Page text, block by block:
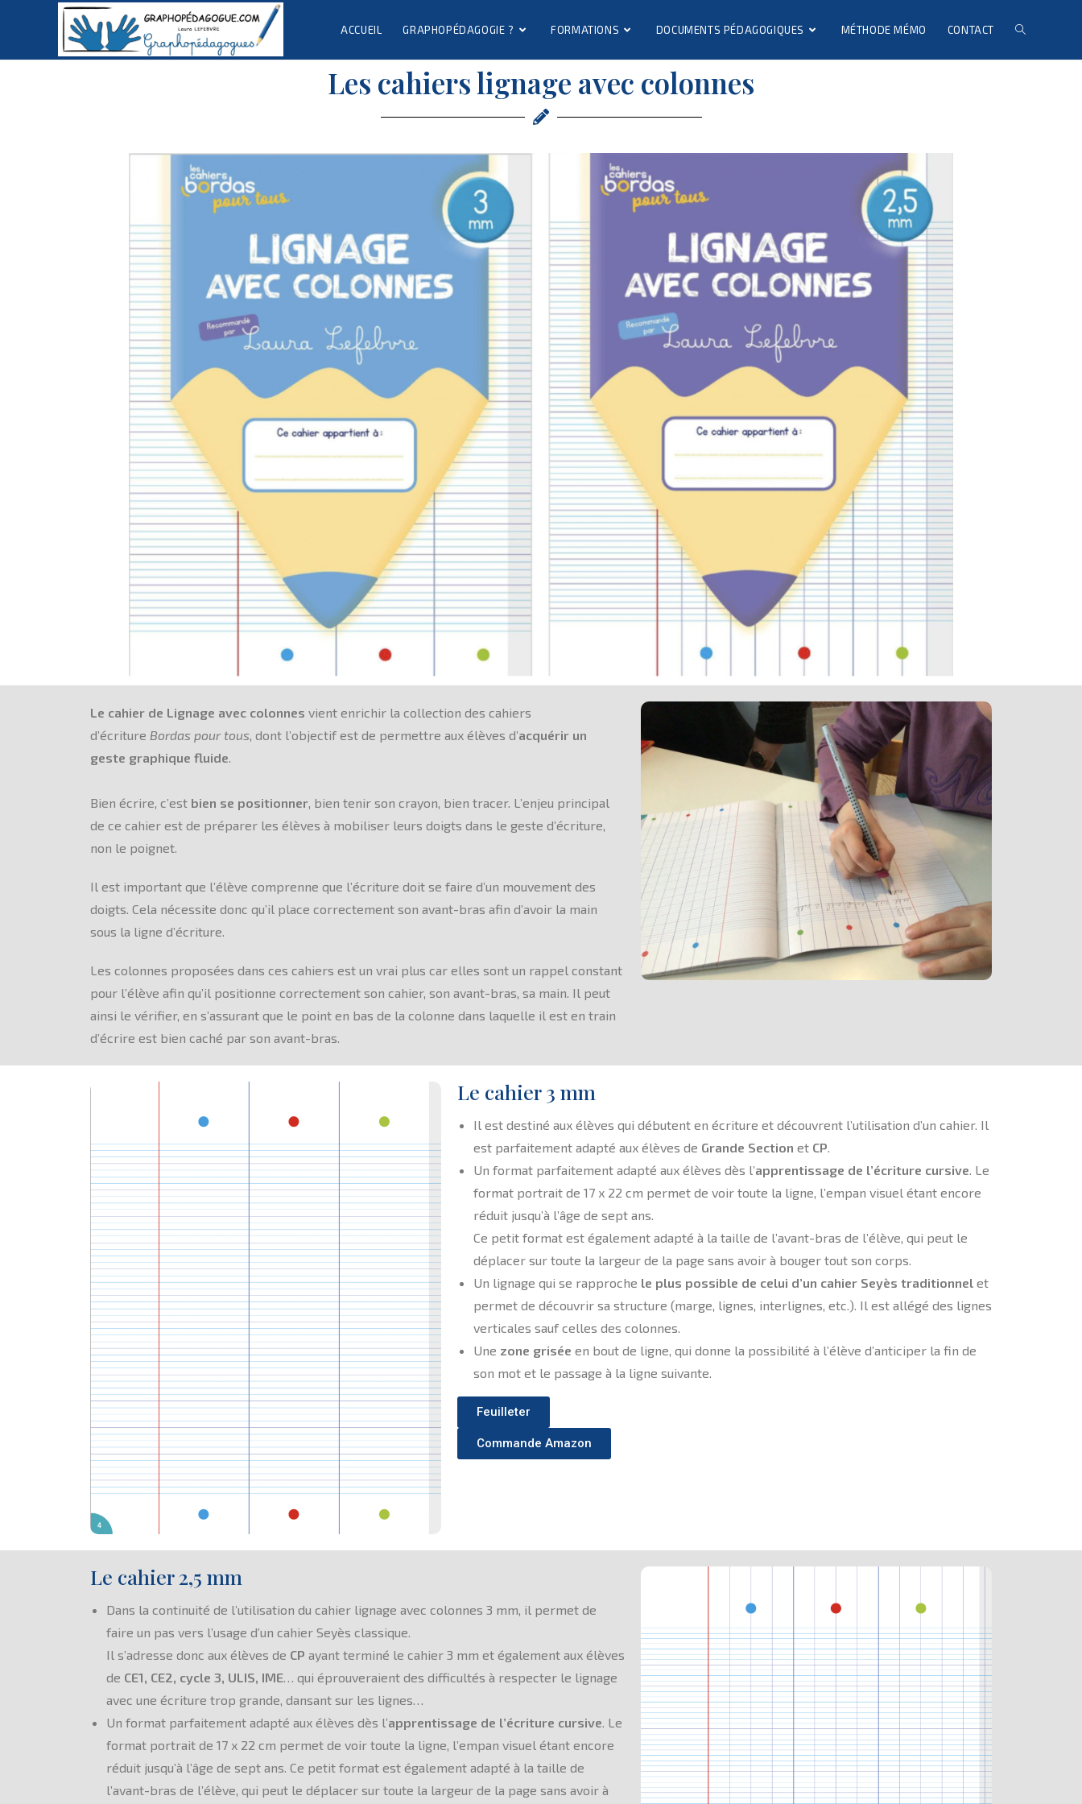
ACCUEIL GRAPHOPÉDAGOGIE ? FORMATIONS DOCUMENTS PÉDAGOGIQUES MÉTHODE MÉMO CONTACT
Les cahiers lignage avec colonnes
Le cahier de Lignage avec colonnes vient enrichir la collection des cahiers
d’écriture Bordas pour tous, dont l’objectif est de permettre aux élèves d’acquérir un
geste graphique fluide.
Bien écrire, c’est bien se positionner, bien tenir son crayon, bien tracer. L’enjeu principal
de ce cahier est de préparer les élèves à mobiliser leurs doigts dans le geste d’écriture,
non le poignet.
Il est important que l’élève comprenne que l’écriture doit se faire d’un mouvement des
doigts. Cela nécessite donc qu’il place correctement son avant-bras afin d’avoir la main
sous la ligne d’écriture.
Les colonnes proposées dans ces cahiers est un vrai plus car elles sont un rappel constant
pour l’élève afin qu’il positionne correctement son cahier, son avant-bras, sa main. Il peut
ainsi le vérifier, en s’assurant que le point en bas de la colonne dans laquelle il est en train
d’écrire est bien caché par son avant-bras.
Le cahier 3 mm
Il est destiné aux élèves qui débutent en écriture et découvrent l’utilisation d’un cahier. Il
est parfaitement adapté aux élèves de Grande Section et CP.
Un format parfaitement adapté aux élèves dès l’apprentissage de l’écriture cursive. Le
format portrait de 17 x 22 cm permet de voir toute la ligne, l’empan visuel étant encore
réduit jusqu’à l’âge de sept ans.
Ce petit format est également adapté à la taille de l’avant-bras de l’élève, qui peut le
déplacer sur toute la largeur de la page sans avoir à bouger tout son corps.
Un lignage qui se rapproche le plus possible de celui d’un cahier Seyès traditionnel et
permet de découvrir sa structure (marge, lignes, interlignes, etc.). Il est allégé des lignes
verticales sauf celles des colonnes.
Une zone grisée en bout de ligne, qui donne la possibilité à l’élève d’anticiper la fin de
son mot et le passage à la ligne suivante.
Feuilleter
Commande Amazon
Le cahier 2,5 mm
Dans la continuité de l’utilisation du cahier lignage avec colonnes 3 mm, il permet de
faire un pas vers l’usage d’un cahier Seyès classique.
Il s’adresse donc aux élèves de CP ayant terminé le cahier 3 mm et également aux élèves
de CE1, CE2, cycle 3, ULIS, IME… qui éprouveraient des difficultés à respecter le lignage
avec une écriture trop grande, dansant sur les lignes…
Un format parfaitement adapté aux élèves dès l’apprentissage de l’écriture cursive. Le
format portrait de 17 x 22 cm permet de voir toute la ligne, l’empan visuel étant encore
réduit jusqu’à l’âge de sept ans. Ce petit format est également adapté à la taille de
l’avant-bras de l’élève, qui peut le déplacer sur toute la largeur de la page sans avoir à